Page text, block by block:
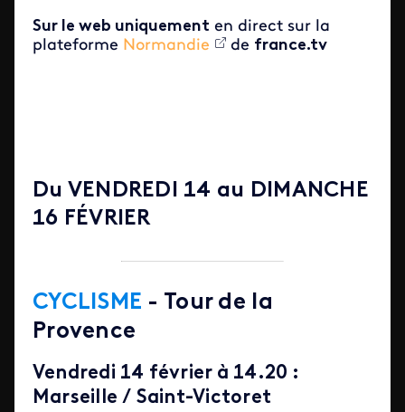
Sur le web uniquement en direct sur la
plateforme Normandie de france.tv
Du VENDREDI 14 au DIMANCHE
16 FÉVRIER
CYCLISME - Tour de la
Provence
Vendredi 14 février à 14.20 :
Marseille / Saint-Victoret